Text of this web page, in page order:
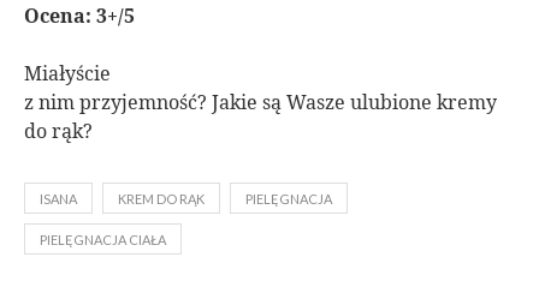
Ocena: 3+/5
Miałyście
z nim przyjemność? Jakie są Wasze ulubione kremy
do rąk?
ISANA KREM DO RĄK PIELĘGNACJA
PIELĘGNACJA CIAŁA